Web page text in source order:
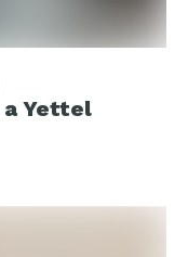
Yettel